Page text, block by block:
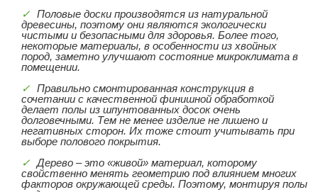
Половые доски производятся из натуральной
древесины, поэтому они являются экологически
чистыми и безопасными для здоровья. Более того,
некоторые материалы, в особенности из хвойных
пород, заметно улучшают состояние микроклимата в
помещении.
Правильно смонтированная конструкция в
сочетании с качественной финишной обработкой
делает полы из шпунтованных досок очень
долговечными. Тем не менее изделие не лишено и
негативных сторон. Их тоже стоит учитывать при
выборе полового покрытия.
Дерево – это «живой» материал, которому
свойственно менять геометрию под влиянием многих
факторов окружающей среды. Поэтому, монтируя полы